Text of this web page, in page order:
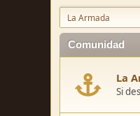
La Armada
Comunidad
La
Si